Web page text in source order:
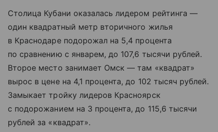
Столица Кубани оказалась лидером рейтинга —
один квадратный метр вторичного жилья
в Краснодаре подорожал на 5,4 процента
по сравнению с январем, до 107,6 тысячи рублей.
Второе место занимает Омск — там «квадрат»
вырос в цене на 4,1 процента, до 102 тысяч рублей.
Замыкает тройку лидеров Красноярск
с подорожанием на 3 процента, до 115,6 тысячи
рублей за «квадрат».